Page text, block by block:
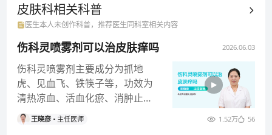
皮肤科相关科普
医生本人未创作科普，推荐医生同科室相关内容
伤科灵喷雾剂可以治皮肤痒吗 2026.06.03
伤科灵喷雾剂主要成分为抓地
虎、见血飞、铁筷子等，功效为
清热凉血、活血化瘀、消肿止
痛，临床常用于软组织损伤、骨
伤、浅Ⅱ度烧
王晓彦 主任医师 1.52万 56